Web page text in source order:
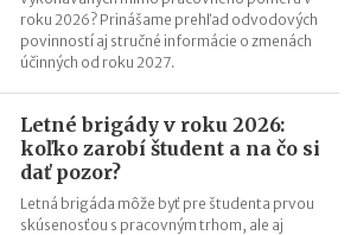
roku 2026? Prinášame prehľad odvodových
povinností aj stručné informácie o zmenách
účinných od roku 2027.
Letné brigády v roku 2026:
koľko zarobí študent a na čo si
dať pozor?
Letná brigáda môže byť pre študenta prvou
skúsenosťou s pracovným trhom, ale aj